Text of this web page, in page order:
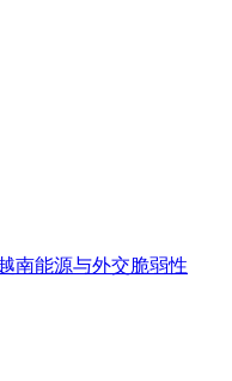
南能源与外交脆弱性